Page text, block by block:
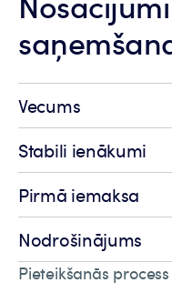
Vecums
Stabili ienākumi
Pirmā iemaksa
Nodrošinājums
Pieteikšanās process